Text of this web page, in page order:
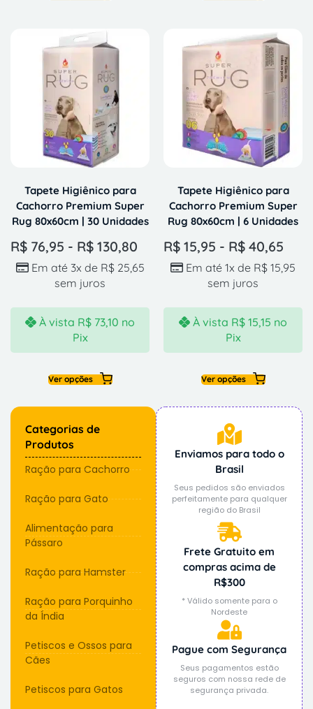
Categorias de
Produtos
Ração para Cachorro
Ração para Gato
Alimentação para
Pássaro
Ração para Hamster
Ração para Porquinho
da Índia
Petiscos e Ossos para
Cães
Petiscos para Gatos
Enviamos para todo o
Brasil
Seus pedidos são enviados
perfeitamente para qualquer
região do Brasil
Frete Gratuito em
compras acima de
R$300
* Válido somente para o
Nordeste
Pague com Segurança
Seus pagamentos estão
seguros com nossa rede de
segurança privada.
Tapete Higiênico para
Cachorro Premium Super
Rug 80x60cm | 30 Unidades
R$ 76,95 - R$ 130,80
Em até 3x de R$25,65
sem juros
À vista R$ 73,10 no
Pix
Ver opções
Tapete Higiênico para
Cachorro Premium Super
Rug 80x60cm | 6 Unidades
R$ 15,95 - R$ 40,65
Em até 1x de R$ 15,95
sem juros
À vista R$ 15,15 no
Pix
Ver opções